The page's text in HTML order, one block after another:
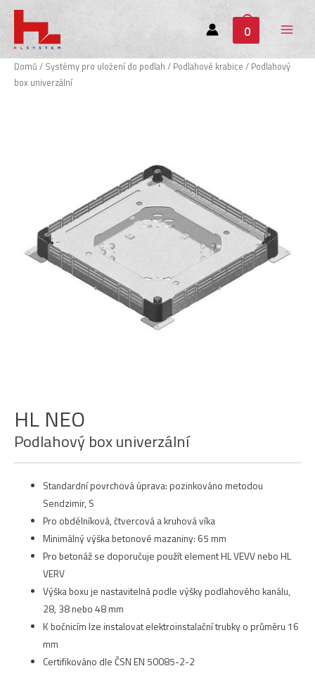
0
Main
Menu
Domů / Systémy pro uložení do podlah / Podlahové krabice / Podlahový
box univerzální
HL NEO
Podlahový box univerzální
Standardní povrchová úprava: pozinkováno metodou
Sendzimir, S
Pro obdélníková, čtvercová a kruhová víka
Minimálný výška betonové mazaniny: 65 mm
Pro betonáž se doporučuje použít element HL VEVV nebo HL
VERV
Výška boxu je nastavitelná podle výšky podlahového kanálu,
28, 38 nebo 48 mm
K bočnicím lze instalovat elektroinstalační trubky o průměru 16
mm
Certifikováno dle ČSN EN 50085-2-2